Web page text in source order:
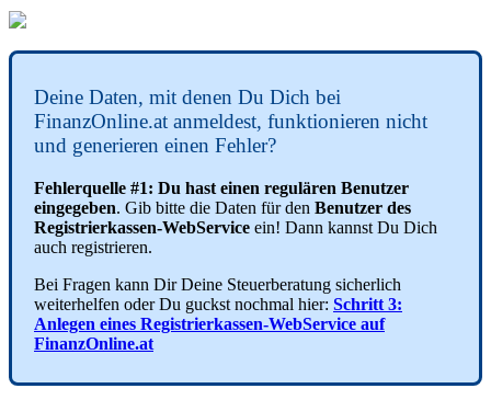
Deine Daten, mit denen Du Dich bei
FinanzOnline.at anmeldest, funktionieren nicht
und generieren einen Fehler?
Fehlerquelle #1: Du hast einen regulären Benutzer
eingegeben. Gib bitte die Daten für den Benutzer des
Registrierkassen-WebService ein! Dann kannst Du Dich
auch registrieren.
Bei Fragen kann Dir Deine Steuerberatung sicherlich
weiterhelfen oder Du guckst nochmal hier: Schritt 3:
Anlegen eines Registrierkassen-WebService auf
FinanzOnline.at